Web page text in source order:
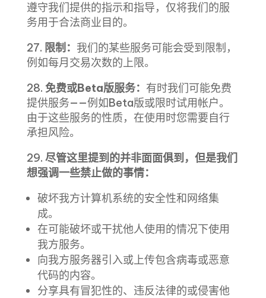
遵守我们提供的指示和指导， 仅将我们的服
务用于合法商业目的。
27. 限制： 我们的某些服务可能会受到限制，
例如每月交易次数的上限。
28. 免费或Beta版服务： 有时我们可能免费
提供服务——例如Beta版或限时试用帐户。
由于这些服务的性质，在使用时您需要自行
承担风险。
29. 尽管这里提到的并非面面俱到，但是我们
想强调一些禁止做的事情：
破坏我方计算机系统的安全性和网络集
成。
在可能破坏或干扰他人使用的情况下使用
我方服务。
向我方服务器引入或上传包含病毒或恶意
代码的内容。
分享具有冒犯性的、违反法律的或侵害他